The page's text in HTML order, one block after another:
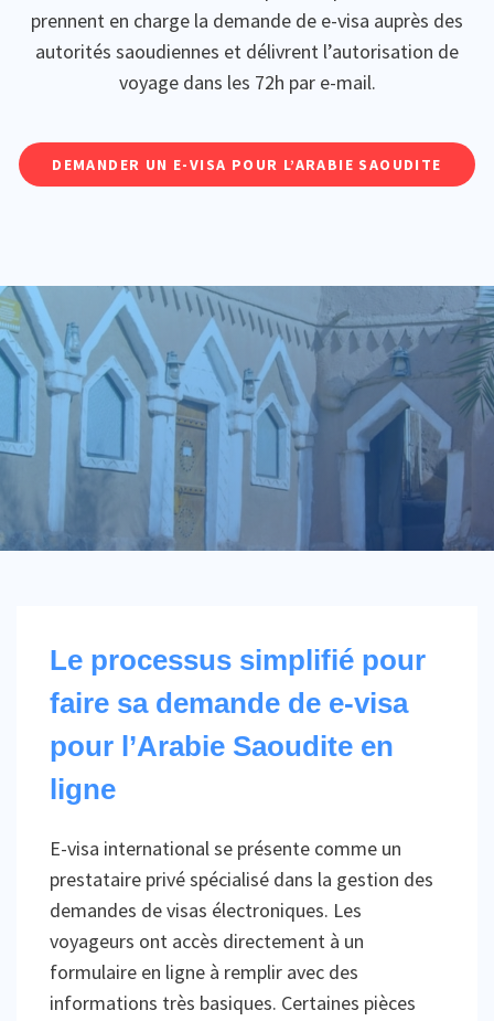
prennent en charge la demande de e-visa auprès des
autorités saoudiennes et délivrent l’autorisation de
voyage dans les 72h par e-mail.
DEMANDER UN E-VISA POUR L’ARABIE SAOUDITE
Le processus simplifié pour
faire sa demande de e-visa
pour l’Arabie Saoudite en
ligne
E-visa international se présente comme un
prestataire privé spécialisé dans la gestion des
demandes de visas électroniques. Les
voyageurs ont accès directement à un
formulaire en ligne à remplir avec des
informations très basiques. Certaines pièces